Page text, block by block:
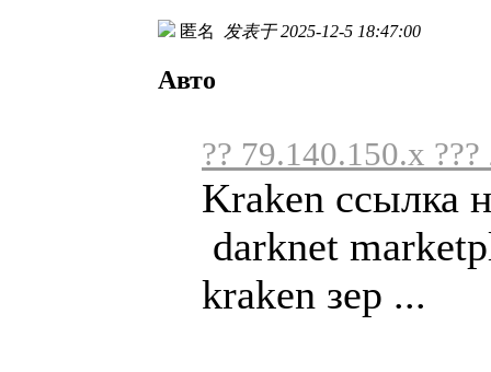
匿名 发表于 2025-12-5 18:47:00
Авто
?? 79.140.150.x
Kraken ссылка
darknet
kraken зер ...